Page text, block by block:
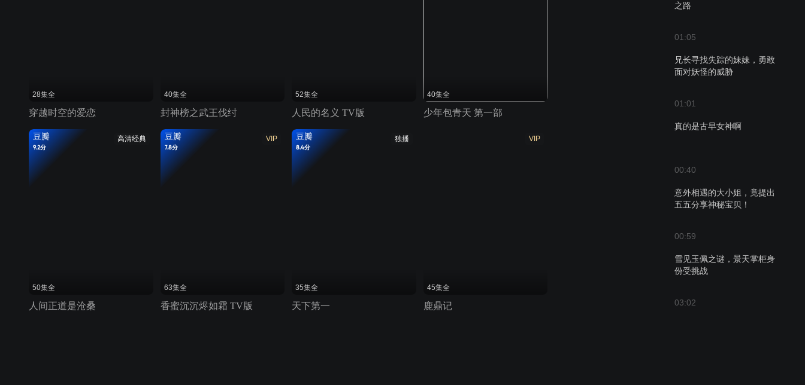
之路
01:05
兄长寻找失踪的妹妹，勇敢
面对妖怪的威胁
01:01
真的是古早女神啊
00:40
意外相遇的大小姐，竟提出
五五分享神秘宝贝！
00:59
雪见玉佩之谜，景天掌柜身
份受挑战
03:02
28集全
穿越时空的爱恋
40集全
封神榜之武王伐纣
52集全
人民的名义 TV版
40集全
少年包青天 第一部
高清经典
豆瓣
9.2分
50集全
人间正道是沧桑
VIP
豆瓣
7.8分
63集全
香蜜沉沉烬如霜 TV版
独播
豆瓣
8.4分
35集全
天下第一
VIP
45集全
鹿鼎记